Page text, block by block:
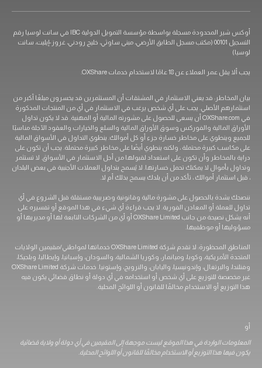
أوكس شير المحدودة مسجلة بواسطة مؤسسة التمويل الدولية IBC في سانت لوسيا رقم
التسجيل 00101 (مكتب مسجل الطابق الأرضي، مبنى ساوثي، خليج رودني، غروز-إيليت، سانت
لوسيا)
يجب ألا يقل عمر العملاء عن 18 عامًا لاستخدام خدمات OXShare.
بيان المخاطر: قد يعني الاستثمار في المشتقات أن المستثمرين قد يخسرون مبلغًا أكبر من
استثمارهم الأصلي. يجب على أي شخص يرغب في الاستثمار في أي من المنتجات المذكورة
في OXShare.com أن يسعى للحصول على مشورته المالية أو المهنية. قد لا يكون تداول
الأوراق المالية والفوركس وسوق الأوراق المالية والسلع والخيارات والعقود الآجلة مناسبًا
للجميع وينطوي على مخاطر خسارة جزء أو كل أموالك. ينطوي التداول في الأسواق المالية
على مكاسب كبيرة محتملة ، ولكنه ينطوي أيضًا على مخاطر كبيرة محتملة. يجب أن تكون على
دراية بالمخاطر وأن تكون على استعداد لقبولها من أجل الاستثمار في الأسواق. لا تستثمر
وتداول بأموال لا يمكنك تحمل خسارتها. لا يُسمح بتداول العملات الأجنبية في بعض البلدان
، قبل استثمار أموالك ، تأكد من أن بلدك يسمح بذلك أم لا.
ننصحك بشدة بالحصول على مشورة مالية وقانونية وضريبية مستقلة قبل الشروع في أي
تداول للعملة أو المعادن الفورية. لا يجب قراءة أي شيء في هذا الموقع أو تفسيره على
أنه يشكل نصيحة من جانب OXShare Limited أو أي من الشركات التابعة لها أو مديريها أو
مسؤوليها أو موظفيها.
المناطق المحظورة: لا تقدم شركة OXShare Limited خدماتها لمواطني/مقيمين الولايات
المتحدة الأمريكية، وكوبا، وميانمار، وكوريا الشمالية، والسودان، وإسبانيا، وإيطاليا، وبلجيكا،
وفنلندا، والبرتغال، وإندونيسيا، واليابان، والنرويج، وإستونيا. خدمات شركة OXShare Limited
غير مخصصة للتوزيع على أي شخص أو استخدامه في أي دولة أو نطاق قضائي يكون فيه
هذا التوزيع أو الاستخدام مخالفًا للقانون أو اللوائح المحلية.
أو
المعلومات الواردة في هذا الموقع ليست موجهة إلى المقيمين في أي دولة أو ولاية قضائية
يكون فيها هذا التوزيع أو الاستخدام مخالفًا للقانون أو اللوائح المحلية.